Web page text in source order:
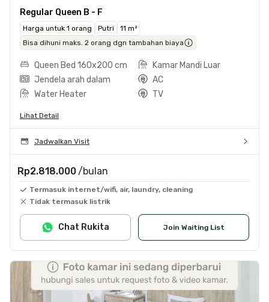
Regular Queen B - F
Harga untuk 1 orang Putri
11 m²
Bisa dihuni maks. 2 orang dgn tambahan biaya
Queen Bed 160x200 cm
Kamar Mandi Luar
Jendela arah dalam
AC
Water Heater
TV
Lihat Detail
Jadwalkan Visit
Rp2.818.000 /bulan
Termasuk internet/wifi, air, laundry, cleaning
Tidak termasuk listrik
Join Waiting List
Chat Rukita